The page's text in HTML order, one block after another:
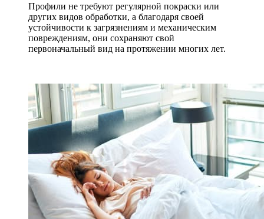
Профили не требуют регулярной покраски или
других видов обработки, а благодаря своей
устойчивости к загрязнениям и механическим
повреждениям, они сохраняют свой
первоначальный вид на протяжении многих лет.